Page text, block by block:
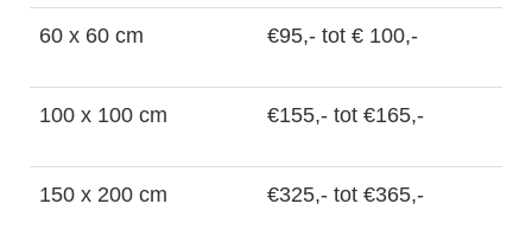
60 x 60 cm €95,- tot € 100,-
100 x 100 cm €155,- tot €165,-
150 x 200 cm €325,- tot €365,-